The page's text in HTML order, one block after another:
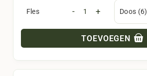
Fles - + Doos (6)
TOEVOEGEN